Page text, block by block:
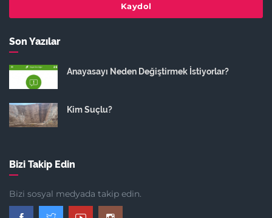
Kaydol
Son Yazılar
Anayasayı Neden Değiştirmek İstiyorlar?
Kim Suçlu?
Bizi Takip Edin
Bizi sosyal medyada takip edin.